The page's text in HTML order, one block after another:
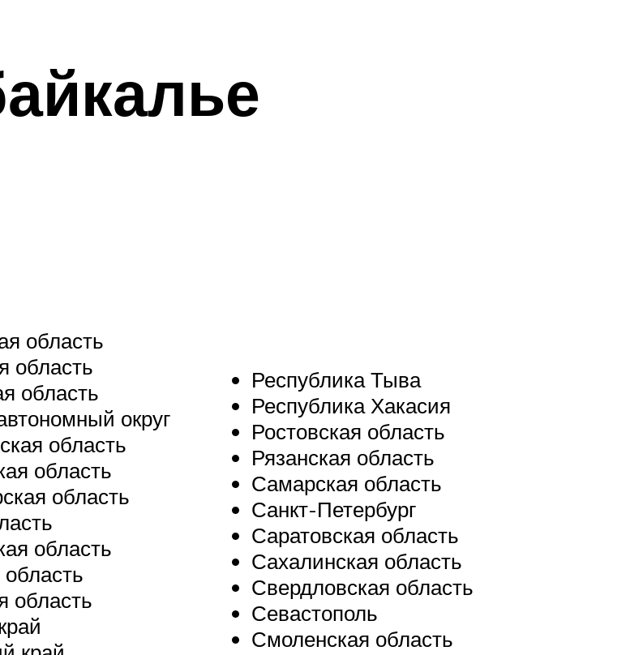
область
область
область
округ
область
область
область
область
область
Республика Тыва
Республика Хакасия
Ростовская область
Рязанская область
Самарская область
Санкт-Петербург
Саратовская область
Сахалинская область
Свердловская область
Севастополь
Смоленская область